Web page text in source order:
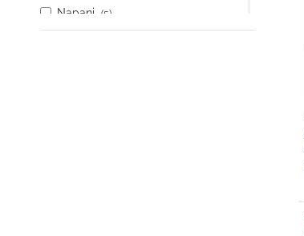
Napani (5)